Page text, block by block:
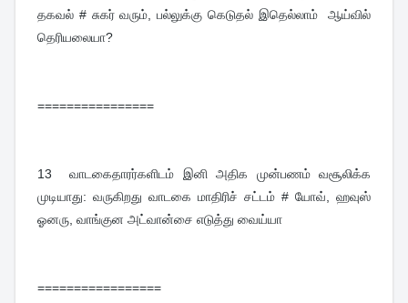
தகவல் # சுகர் வரும், பல்லுக்கு கெடுதல் இதெல்லாம் ஆய்வில்
தெரியலையா?
================
13 வாடகைதாரர்களிடம் இனி அதிக முன்பணம் வசூலிக்க
முடியாது: வருகிறது வாடகை மாதிரிச் சட்டம் # யோவ், ஹவுஸ்
ஓனரு, வாங்குன அட்வான்சை எடுத்து வைய்யா
=================